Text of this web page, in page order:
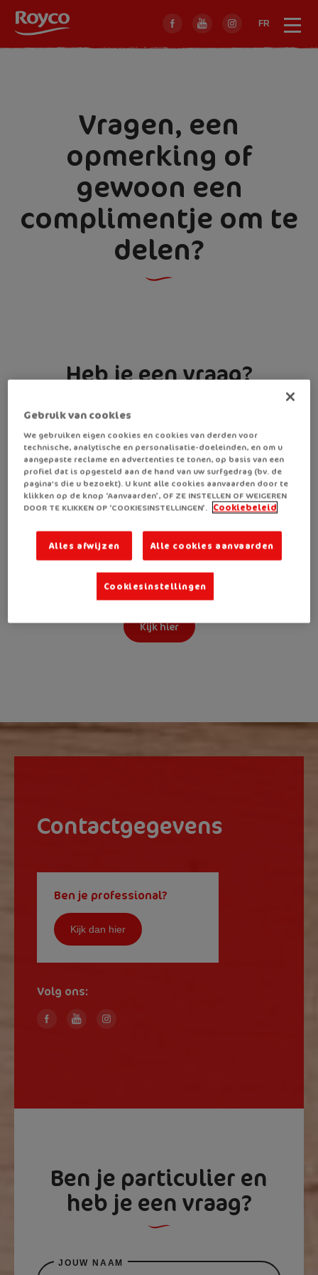
Skip
FR Menu
Sluit
menu
Vragen, een
opmerking of
gewoon een
complimentje om te
delen?
Heb je een vraag?
Mischien hebben wij het antwoord al.
Naar veelgestelde vragen
Ben je professional?
Meer informatie voor professionelen op ons B2B
Kijk hier
Contactgegevens
Ben je professional?
Kijk dan hier
Volg ons:
Ben je particulier en
heb je een vraag?
JOUW NAAM
Gebruik van cookies
We gebruiken eigen cookies en cookies van derden voor
technische, analytische en personalisatie-doeleinden, en om u
aangepaste reclame en advertenties te tonen, op basis van een
profiel dat is opgesteld aan de hand van uw surfgedrag (bv. de
pagina's die u bezoekt). U kunt alle cookies aanvaarden door te
klikken op de knop ‘Aanvaarden’, OF ZE INSTELLEN OF WEIGEREN
DOOR TE KLIKKEN OP ‘COOKIESINSTELLINGEN’. Cookiebeleid
Alles afwijzen Alle cookies aanvaarden
Cookiesinstellingen